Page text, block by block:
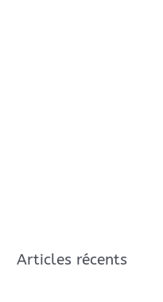
Articles récents